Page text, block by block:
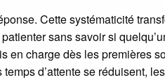
Cette systématicité
sans savoir si
en charge dès les
d’attente se réduisent,